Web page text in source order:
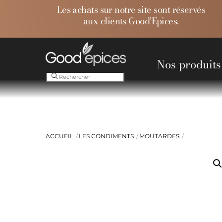
Les achats sur notre site sont réservés
aux clients Good’Epices.
Nos produits
ACCUEIL LES CONDIMENTS MOUTARDES